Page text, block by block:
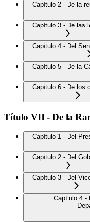
Capítulo 2 - De la
Capítulo 3 - De las
Capítulo 4 - Del
Capítulo 5 - De la
Capítulo 6 - De los
Título VII - De la
Capítulo 1 - Del
Capítulo 2 - Del
Capítulo 3 - Del
Capítulo 4 -